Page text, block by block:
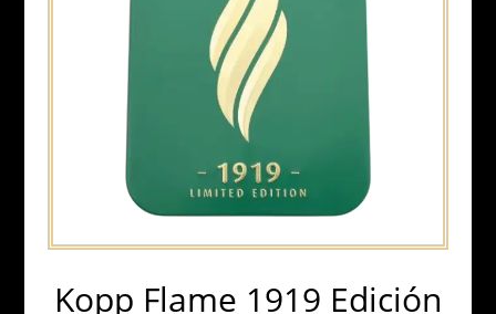
Kopp Flame 1919 Edición